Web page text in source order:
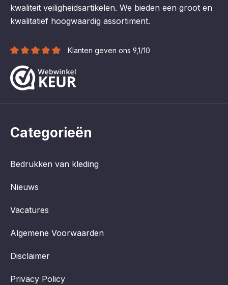
kwaliteit veiligheidsartikelen. We bieden een groot en
kwalitatief hoogwaardig assortiment.
Klanten geven ons 9,1/10
Categorieën
Bedrukken van kleding
Nieuws
Vacatures
Algemene Voorwaarden
Disclaimer
Privacy Policy